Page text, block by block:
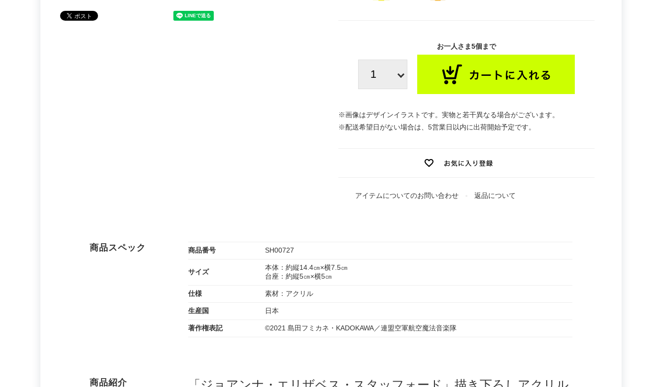
お一人さま5個まで
※画像はデザインイラストです。実物と若干異なる場合がございます。
※配送希望日がない場合は、5営業日以内に出荷開始予定です。
アイテムについてのお問い合わせ 返品について
商品スペック 商品番号 SH00727
サイズ
本体：約縦14.4㎝×横7.5㎝
台座：約縦5㎝×横5㎝
仕様 素材：アクリル
生産国 日本
著作権表記 ©2021 島田フミカネ・KADOKAWA／連盟空軍航空魔法音楽隊
商品紹介